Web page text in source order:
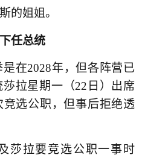
的姐姐。
任总统
在2028年，但各阵营已
拉星期一（22日）出席
选公职，但事后拒绝透
莎拉要竞选公职一事时